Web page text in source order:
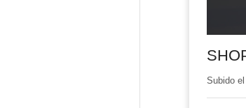
Subido el